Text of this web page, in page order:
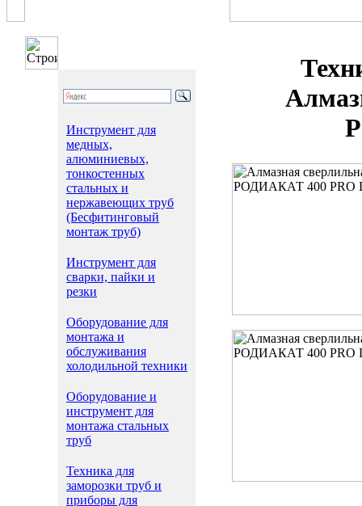
Инструмент для
медных,
алюминиевых,
тонкостенных
стальных и
нержавеющих труб
(Бесфитинговый
монтаж труб)
Инструмент для
сварки, пайки и
резки
Оборудование для
монтажа и
обслуживания
холодильной техники
Оборудование и
инструмент для
монтажа стальных
труб
Техника для
заморозки труб и
приборы для